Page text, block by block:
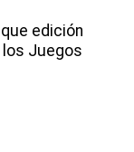
edición
Juegos